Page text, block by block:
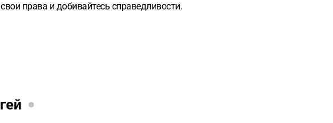
права и добивайтесь справедливости.